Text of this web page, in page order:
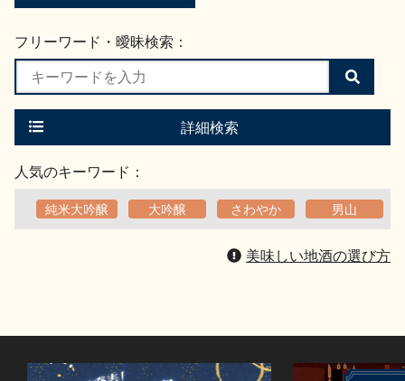
フリーワード・曖昧検索：
検
索
す
詳細検索
人気のキーワード：
純米大吟醸 大吟醸 さわやか 男山
美味しい地酒の選び方